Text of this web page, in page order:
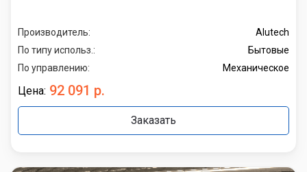
Производитель:
Alutech
По типу использ.:
Бытовые
По управлению:
Механическое
Цена: 92 091 р.
Заказать